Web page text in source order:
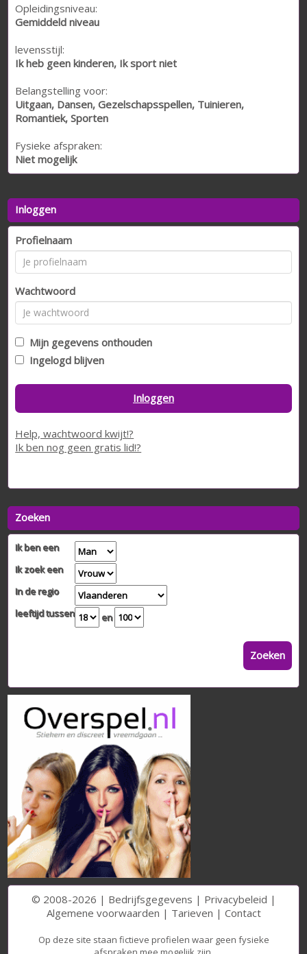
Opleidingsniveau:
Gemiddeld niveau
levensstijl:
Ik heb geen kinderen, Ik sport niet
Belangstelling voor:
Uitgaan, Dansen, Gezelschapsspellen, Tuinieren,
Romantiek, Sporten
Fysieke afspraken:
Niet mogelijk
Inloggen
Profielnaam
Wachtwoord
Mijn gegevens onthouden
Ingelogd blijven
Inloggen
Help, wachtwoord kwijt!?
Ik ben nog geen gratis lid!?
Zoeken
Ik ben een
Ik zoek een
In de regio
leeftijd tussen
en
Zoeken
© 2008-2026 | Bedrijfsgegevens | Privacybeleid |
Algemene voorwaarden | Tarieven | Contact
Op deze site staan fictieve profielen waar geen fysieke